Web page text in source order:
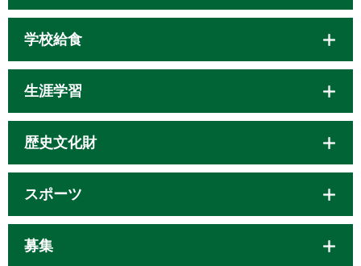
学校給食
生涯学習
歴史文化財
スポーツ
募集